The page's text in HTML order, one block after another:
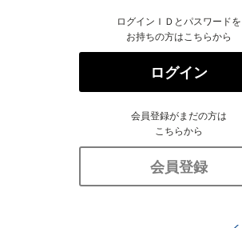
ログインＩＤとパスワードを
お持ちの方はこちらから
ログイン
会員登録がまだの方は
こちらから
会員登録